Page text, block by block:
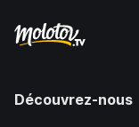
Découvrez-nous